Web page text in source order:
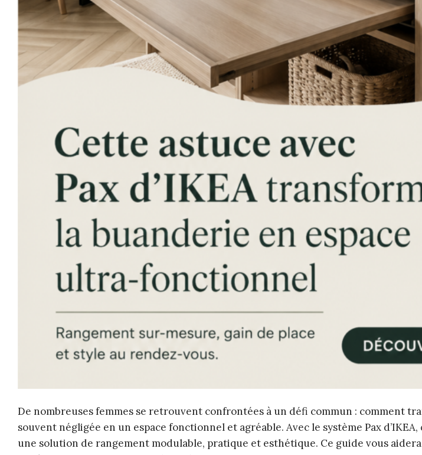
De nombreuses femmes se retrouvent confrontées à un défi commun : comment
souvent négligée en un espace fonctionnel et agréable. Avec le système Pax
une solution de rangement modulable, pratique et esthétique. Ce guide vous